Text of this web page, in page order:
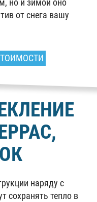
но и зимой оно
от снега вашу
наряду с
сохранять тепло в